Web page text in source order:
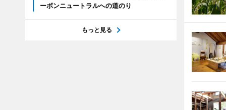
ーボンニュートラルへの道のり
もっと見る